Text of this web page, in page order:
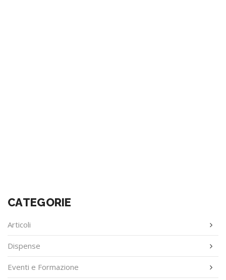
CATEGORIE
Articoli
Dispense
Eventi e Formazione